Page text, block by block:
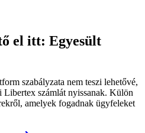
el itt: Egyesült
szabályzata nem teszi lehetővé,
számlát nyissanak. Külön
amelyek fogadnak ügyfeleket